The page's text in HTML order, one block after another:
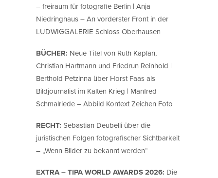
– freiraum für fotografie Berlin | Anja
Niedringhaus – An vorderster Front in der
LUDWIGGALERIE Schloss Oberhausen
BÜCHER: Neue Titel von Ruth Kaplan,
Christian Hartmann und Friedrun Reinhold |
Berthold Petzinna über Horst Faas als
Bildjournalist im Kalten Krieg | Manfred
Schmalriede – Abbild Kontext Zeichen Foto
RECHT: Sebastian Deubelli über die
juristischen Folgen fotografischer Sichtbarkeit
– „Wenn Bilder zu bekannt werden“
EXTRA – TIPA WORLD AWARDS 2026: Die